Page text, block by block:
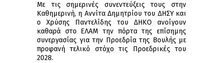
Με τις σημερινές συνεντεύξεις τους στην
Καθημερινή, η Αννίτα Δημητρίου του ΔΗΣΥ και
ο Χρύσης Παντελίδης του ΔΗΚΟ ανοίγουν
καθαρά στο ΕΛΑΜ την πόρτα της επίσημης
συνεργασίας για την Προεδρία της Βουλής με
προφανή τελικό στόχο τις Προεδρικές του
2028.